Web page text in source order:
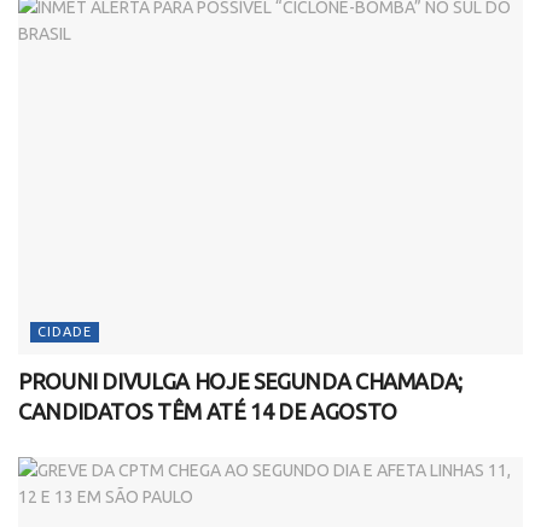
CIDADE
PROUNI DIVULGA HOJE SEGUNDA CHAMADA;
CANDIDATOS TÊM ATÉ 14 DE AGOSTO